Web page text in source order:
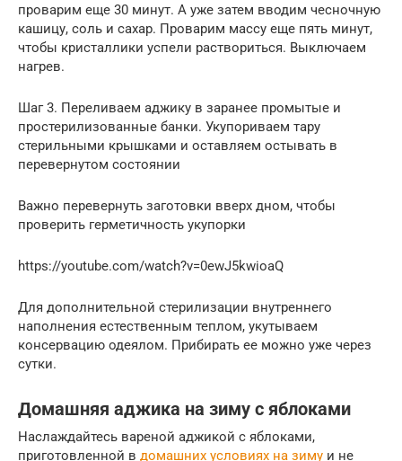
проварим еще 30 минут. А уже затем вводим чесночную
кашицу, соль и сахар. Проварим массу еще пять минут,
чтобы кристаллики успели раствориться. Выключаем
нагрев.
Шаг 3. Переливаем аджику в заранее промытые и
простерилизованные банки. Укупориваем тару
стерильными крышками и оставляем остывать в
перевернутом состоянии
Важно перевернуть заготовки вверх дном, чтобы
проверить герметичность укупорки
https://youtube.com/watch?v=0ewJ5kwioaQ
Для дополнительной стерилизации внутреннего
наполнения естественным теплом, укутываем
консервацию одеялом. Прибирать ее можно уже через
сутки.
Домашняя аджика на зиму с яблоками
Наслаждайтесь вареной аджикой с яблоками,
приготовленной в домашних условиях на зиму и не